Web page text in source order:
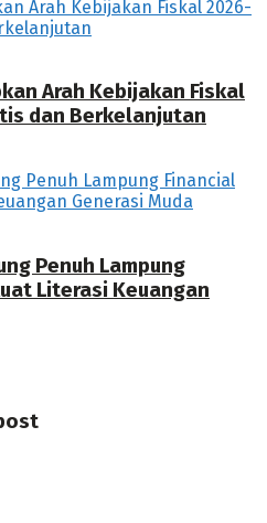
Arah Kebijakan Fiskal
dan Berkelanjutan
Penuh Lampung
Literasi Keuangan